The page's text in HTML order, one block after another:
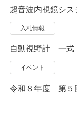
超音波内視鏡シ
2026年8月5日
入札情報
自動視野計 一式
2026年7月28日
イベント
令和８年度 第５